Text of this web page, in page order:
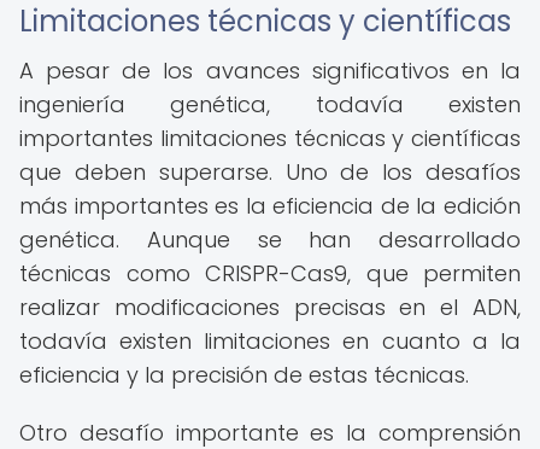
Limitaciones técnicas y científicas
A pesar de los avances significativos en la
ingeniería genética, todavía existen
importantes limitaciones técnicas y científicas
que deben superarse. Uno de los desafíos
más importantes es la eficiencia de la edición
genética. Aunque se han desarrollado
técnicas como CRISPR-Cas9, que permiten
realizar modificaciones precisas en el ADN,
todavía existen limitaciones en cuanto a la
eficiencia y la precisión de estas técnicas.
Otro desafío importante es la comprensión